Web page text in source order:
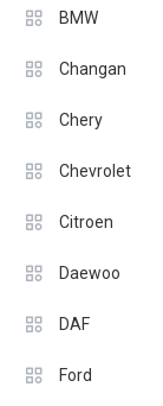
BMW
Changan
Chery
Chevrolet
Citroen
Daewoo
DAF
Ford